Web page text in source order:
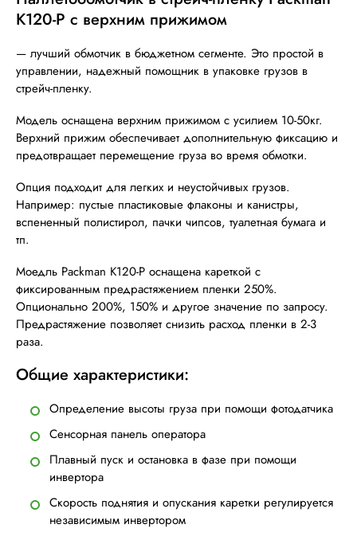
K120-P с верхним прижимом
— лучший обмотчик в бюджетном сегменте. Это простой в
управлении, надежный помощник в упаковке грузов в
стрейч-пленку.
Модель оснащена верхним прижимом с усилием 10-50кг.
Верхний прижим обеспечивает дополнительную фиксацию и
предотвращает перемещение груза во время обмотки.
Опция подходит для легких и неустойчивых грузов.
Например: пустые пластиковые флаконы и канистры,
вспененный полистирол, пачки чипсов, туалетная бумага и
тп.
Моедль Packman K120-P оснащена кареткой с
фиксированным предрастяжением пленки 250%.
Опционально 200%, 150% и другое значение по запросу.
Предрастяжение позволяет снизить расход пленки в 2-3
раза.
Общие характеристики:
Определение высоты груза при помощи фотодатчика
Сенсорная панель оператора
Плавный пуск и остановка в фазе при помощи
инвертора
Скорость поднятия и опускания каретки регулируется
независимым инвертором